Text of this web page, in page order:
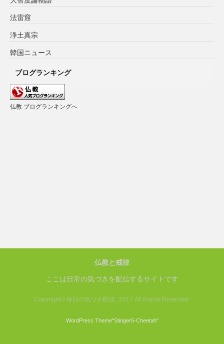
法雷窟
浄土真宗
韓国ニュース
ブログランキング
仏教 ブログランキングへ
仏教と戒律
ここは日常の気づきを配信するサイトです
Copyright© 毎日の気づき配信 , 2017 All Rights Reserved.
WordPress Theme"Stinger5-Cheetah"